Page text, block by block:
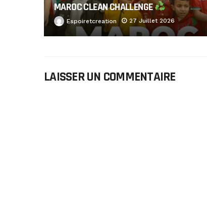
MAROC CLEAN CHALLENGE
Espoiretcreation 27 Juillet 2026
LAISSER UN COMMENTAIRE